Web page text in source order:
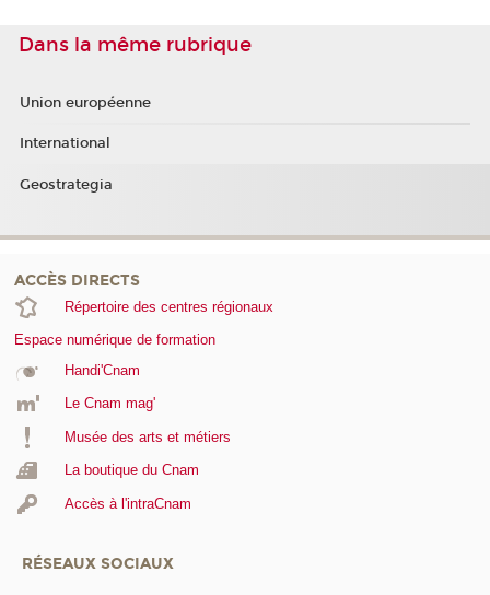
Dans la même rubrique
Union européenne
International
Geostrategia
ACCÈS DIRECTS
Répertoire des centres régionaux
Espace numérique de formation
Handi'Cnam
Le Cnam mag'
Musée des arts et métiers
La boutique du Cnam
Accès à l'intraCnam
RÉSEAUX SOCIAUX